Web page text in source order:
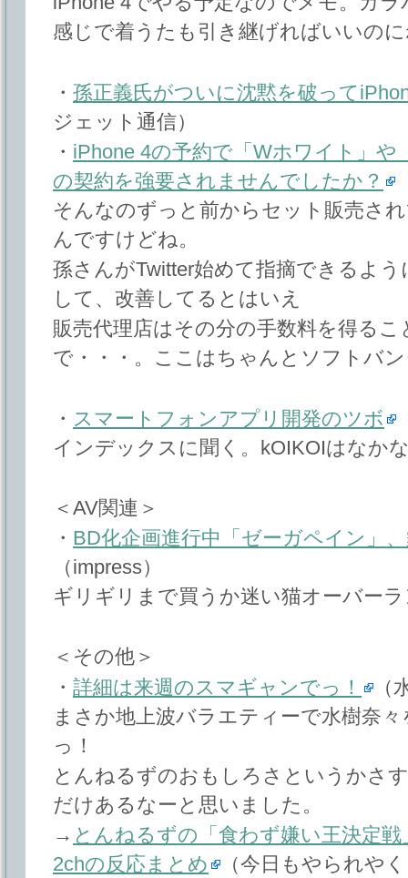
感じで着うたも引き継げればいいの
・ 孫正義氏がついに沈黙を破って
ジェット通信）
・ iPhone 4の予約で「Wホワイト」
の契約を強要されませんでしたか？
そんなのずっと前からセット販売さ
んですけどね。
孫さんがTwitter始めて指摘できるよ
して、改善してるとはいえ
販売代理店はその分の手数料を得る
で・・・。ここはちゃんとソフトバ
・ スマートフォンアプリ開発のツボ
インデックスに聞く。kOIKOIはなか
＜AV関連＞
・ BD化企画進行中「ゼーガペイン」
（impress）
ギリギリまで買うか迷い猫オーバー
＜その他＞
・ 詳細は来週のスマギャンでっ！
まさか地上波バラエティーで水樹奈
っ！
とんねるずのおもしろさというかさ
だけあるなーと思いました。
→ とんねるずの「食わず嫌い王決定
2chの反応まとめ
（今日もやられや